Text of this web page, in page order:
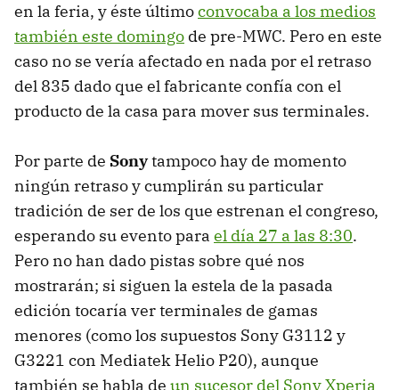
en la feria, y éste últimoconvocaba a los medios
también este domingo de pre-MWC. Pero en este
caso no se vería afectado en nada por el retraso
del 835 dado que el fabricante confía con el
producto de la casa para mover sus terminales.
Por parte de Sonytampoco hay de momento
ningún retraso y cumplirán su particular
tradición de ser de los que estrenan el congreso,
esperando su evento para el día 27 a las 8:30.
Pero no han dado pistas sobre qué nos
mostrarán; si siguen la estela de la pasada
edición tocaría ver terminales de gamas
menores (como los supuestos Sony G3112 y
G3221 con Mediatek Helio P20), aunque
también se habla de un sucesor del Sony Xperia